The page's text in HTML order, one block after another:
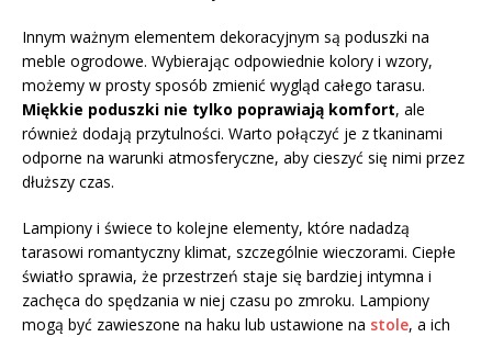
Innym ważnym elementem dekoracyjnym są poduszki na
meble ogrodowe. Wybierając odpowiednie kolory i wzory,
możemy w prosty sposób zmienić wygląd całego tarasu.
Miękkie poduszki nie tylko poprawiają komfort, ale
również dodają przytulności. Warto połączyć je z tkaninami
odporne na warunki atmosferyczne, aby cieszyć się nimi przez
dłuższy czas.
Lampiony i świece to kolejne elementy, które nadadzą
tarasowi romantyczny klimat, szczególnie wieczorami. Ciepłe
światło sprawia, że przestrzeń staje się bardziej intymna i
zachęca do spędzania w niej czasu po zmroku. Lampiony
mogą być zawieszone na haku lub ustawione na stole, a ich